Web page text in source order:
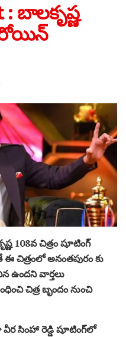
బాలకృష్ణ
108వ చిత్రం షూటింగ్
చిత్రంలో అనంతపురం కు
వార్తలు
చిత్ర బృందం నుంచి
వీర సింహా రెడ్డి షూటింగ్‌లో